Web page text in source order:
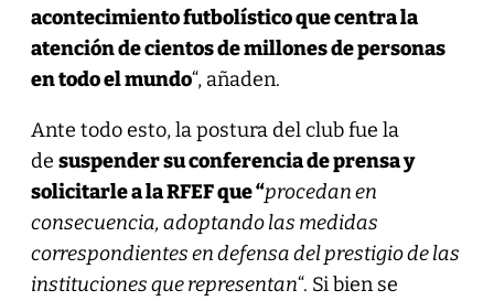
acontecimiento futbolístico que centra la
atención de cientos de millones de personas
en todo el mundo“, añaden.
Ante todo esto, la postura del club fue la
de suspender su conferencia de prensa y
solicitarle a la RFEF que “procedan en
consecuencia, adoptando las medidas
correspondientes en defensa del prestigio de las
instituciones que representan“. Si bien se